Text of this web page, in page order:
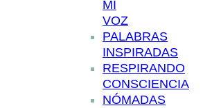
MI
VOZ
PALABRAS
INSPIRADAS
RESPIRANDO
CONSCIENCIA
NÓMADAS